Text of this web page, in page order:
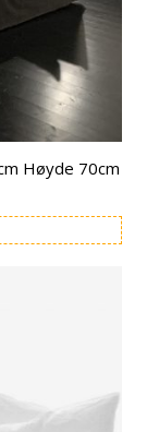
Høyde 70cm